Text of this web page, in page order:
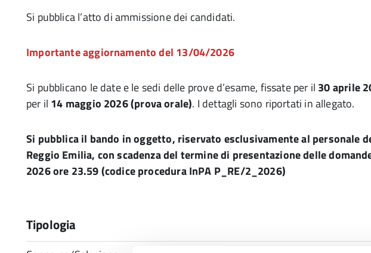
Si pubblica l’atto di ammissione dei candidati.
Importante aggiornamento del 13/04/2026
Si pubblicano le date e le sedi delle prove d’esame, fissate per il 30 aprile
per il 14 maggio 2026 (prova orale). I dettagli sono riportati in allegato.
Si pubblica il bando in oggetto, riservato esclusivamente al personale
Reggio Emilia, con scadenza del termine di presentazione delle
2026 ore 23.59 (codice procedura InPA P_RE/2_2026)
Tipologia